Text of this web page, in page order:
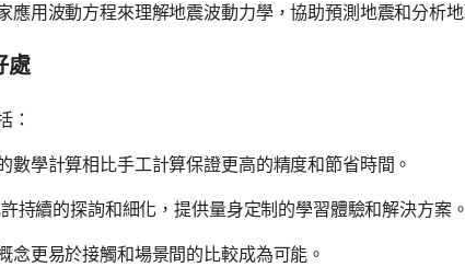
應用波動方程來理解地震波動力學，協助預測地震和分析
處
：
數學計算相比手工計算保證更高的精度和節省時間。
持續的探詢和細化，提供量身定制的學習體驗和解決方案。
念更易於接觸和場景間的比較成為可能。